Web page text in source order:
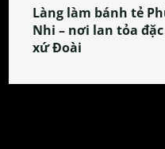
Làng làm bánh tẻ
Nhi – nơi lan tỏa
xứ Đoài